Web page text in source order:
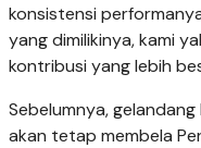
konsistensi
yang dimilikinya, kami
kontribusi yang lebih
Sebelumnya,
akan tetap membela